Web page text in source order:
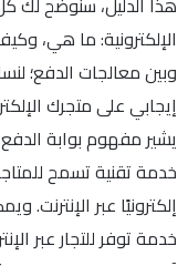
الإلكترونية: ما هي،
وبين معالجات الدفع؛
إيجابي على متجرك
خدمة تقنية تسمح
إلكترونيًا عبر الإنترنت.
خدمة توفر للتجار عبر